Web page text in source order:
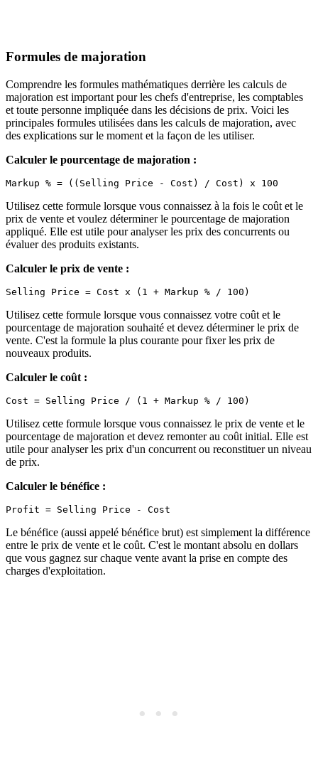
Formules de majoration
Comprendre les formules mathématiques derrière les calculs de
majoration est important pour les chefs d'entreprise, les comptables
et toute personne impliquée dans les décisions de prix. Voici les
principales formules utilisées dans les calculs de majoration, avec
des explications sur le moment et la façon de les utiliser.
Calculer le pourcentage de majoration :
Utilisez cette formule lorsque vous connaissez à la fois le coût et le
prix de vente et voulez déterminer le pourcentage de majoration
appliqué. Elle est utile pour analyser les prix des concurrents ou
évaluer des produits existants.
Calculer le prix de vente :
Utilisez cette formule lorsque vous connaissez votre coût et le
pourcentage de majoration souhaité et devez déterminer le prix de
vente. C'est la formule la plus courante pour fixer les prix de
nouveaux produits.
Calculer le coût :
Utilisez cette formule lorsque vous connaissez le prix de vente et le
pourcentage de majoration et devez remonter au coût initial. Elle est
utile pour analyser les prix d'un concurrent ou reconstituer un niveau
de prix.
Calculer le bénéfice :
Le bénéfice (aussi appelé bénéfice brut) est simplement la différence
entre le prix de vente et le coût. C'est le montant absolu en dollars
que vous gagnez sur chaque vente avant la prise en compte des
charges d'exploitation.